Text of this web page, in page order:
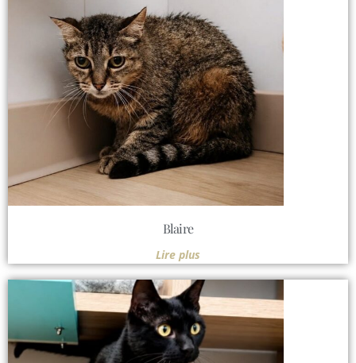
Blaire
Lire plus